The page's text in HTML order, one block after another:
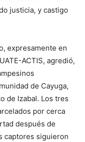
justicia, y castigo
expresamente en
ACTIS, agredió,
de Cayuga,
de Izabal. Los tres
por cerca
después de
captores siguieron